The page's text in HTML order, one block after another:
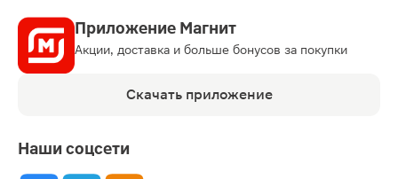
Приложение Магнит
Акции, доставка и больше бонусов за покупки
Скачать приложение
Наши соцсети